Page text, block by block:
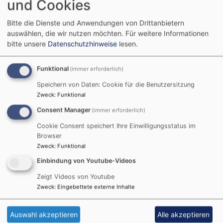
Hund Heinz auch...
Hahn und Henne
langweilen sich.. Der
ESG-Hund Heinz
auch...
und Cookies
Bitte die Dienste und Anwendungen von Drittanbietern
auswählen, die wir nutzen möchten. Für weitere Informationen
bitte unsere Datenschutzhinweise lesen.
Funktional (immer erforderlich)
Speichern von Daten: Cookie für die Benutzersitzung
Zweck: Funktional
Consent Manager (immer erforderlich)
Cookie Consent speichert Ihre Einwilligungsstatus im
Browser
Zweck: Funktional
Einbindung von Youtube-Videos
Zeigt Videos von Youtube
Zweck: Eingebettete externe Inhalte
Auswahl akzeptieren Alle akzeptieren